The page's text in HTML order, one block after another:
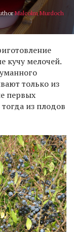
Malcolm Murdoch
кучу мелочей.
только из
первых
из плодов